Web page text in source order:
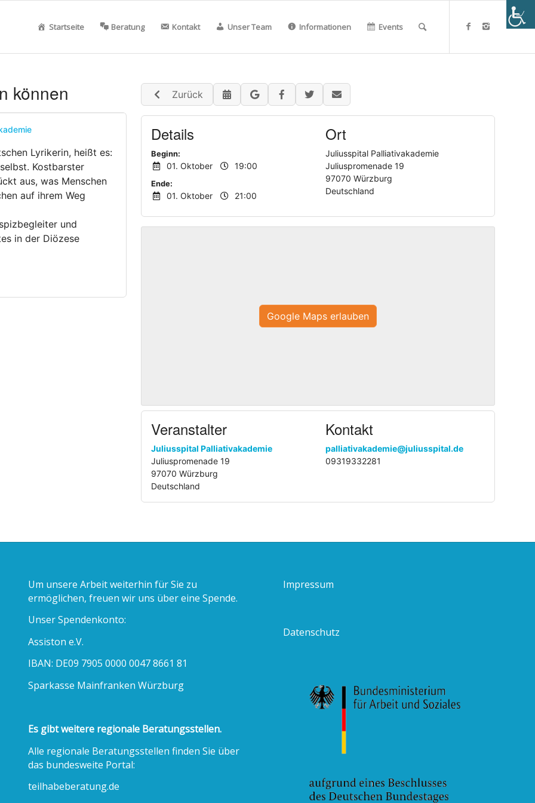
Startseite Beratung Kontakt Unser Team Informationen Events
können
Lyrikerin, heißt es:
Kostbarster
aus, was Menschen
auf ihrem Weg
und
in der Diözese
ehrenamtliche
den Fragen des
Zurück
Details
Beginn:
01. Oktober 19:00
Ende:
01. Oktober 21:00
Ort
Juliusspital Palliativakademie
Juliuspromenade 19
97070 Würzburg
Deutschland
Google Maps erlauben
Veranstalter
Juliusspital Palliativakademie
Juliuspromenade 19
97070 Würzburg
Deutschland
Kontakt
palliativakademie@juliusspital.de
09319332281
Um unsere Arbeit weiterhin für Sie zu
ermöglichen, freuen wir uns über eine Spende.
Unser Spendenkonto:
Assiston e.V.
IBAN: DE09 7905 0000 0047 8661 81
Sparkasse Mainfranken Würzburg
Es gibt weitere regionale Beratungsstellen.
Alle regionale Beratungsstellen finden Sie über
das bundesweite Portal:
teilhabeberatung.de
Impressum
Datenschutz